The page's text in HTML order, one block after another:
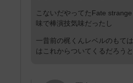
こないだやってたFate
味で棒演技気味だったし
一昔前の梶くんレベルのもて
はこれからついてくるだろう